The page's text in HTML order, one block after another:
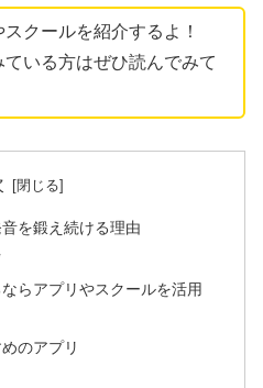
クールを紹介するよ！
いる方はぜひ読んでみて
を鍛え続ける理由
らアプリやスクールを活用
のアプリ